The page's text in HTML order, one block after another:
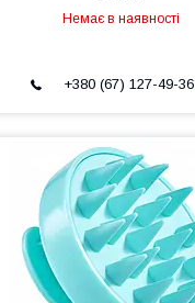
Немає в наявності
+380 (67) 127-49-36